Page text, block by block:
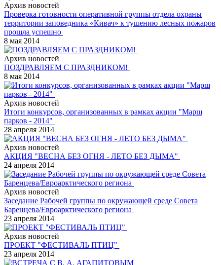
Архив новостей
Проверка готовности оперативной группы отдела охраны
территории заповедника «Кивач» к тушению лесных пожаров
прошла успешно
8 мая 2014
Архив новостей
ПОЗДРАВЛЯЕМ С ПРАЗДНИКОМ!
8 мая 2014
Архив новостей
Итоги конкурсов, организованных в рамках акции "Марш
парков - 2014"
28 апреля 2014
Архив новостей
АКЦИЯ "ВЕСНА БЕЗ ОГНЯ - ЛЕТО БЕЗ ДЫМА"
24 апреля 2014
Архив новостей
Заседание Рабочей группы по окружающей среде Совета
Баренцева/Евроарктического региона
23 апреля 2014
Архив новостей
ПРОЕКТ "ФЕСТИВАЛЬ ПТИЦ"
23 апреля 2014